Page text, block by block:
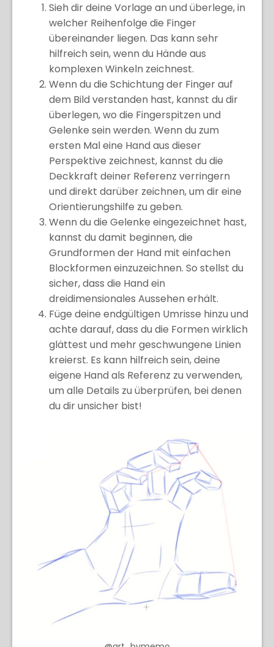
Sieh dir deine Vorlage an und überlege, in
welcher Reihenfolge die Finger
übereinander liegen. Das kann sehr
hilfreich sein, wenn du Hände aus
komplexen Winkeln zeichnest.
Wenn du die Schichtung der Finger auf
dem Bild verstanden hast, kannst du dir
überlegen, wo die Fingerspitzen und
Gelenke sein werden. Wenn du zum
ersten Mal eine Hand aus dieser
Perspektive zeichnest, kannst du die
Deckkraft deiner Referenz verringern
und direkt darüber zeichnen, um dir eine
Orientierungshilfe zu geben.
Wenn du die Gelenke eingezeichnet hast,
kannst du damit beginnen, die
Grundformen der Hand mit einfachen
Blockformen einzuzeichnen. So stellst du
sicher, dass die Hand ein
dreidimensionales Aussehen erhält.
Füge deine endgültigen Umrisse hinzu und
achte darauf, dass du die Formen wirklich
glättest und mehr geschwungene Linien
kreierst. Es kann hilfreich sein, deine
eigene Hand als Referenz zu verwenden,
um alle Details zu überprüfen, bei denen
du dir unsicher bist!